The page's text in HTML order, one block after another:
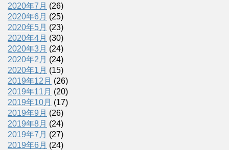
2020年7月 (26)
2020年6月 (25)
2020年5月 (23)
2020年4月 (30)
2020年3月 (24)
2020年2月 (24)
2020年1月 (15)
2019年12月 (26)
2019年11月 (20)
2019年10月 (17)
2019年9月 (26)
2019年8月 (24)
2019年7月 (27)
2019年6月 (24)